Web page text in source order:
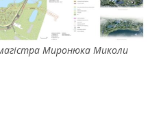
Миронюка Миколи